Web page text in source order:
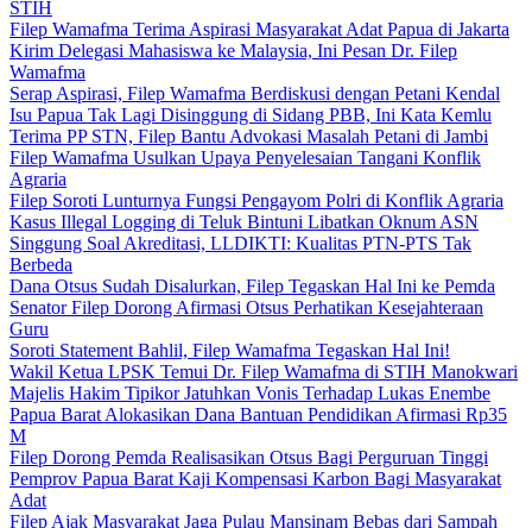
STIH
Filep Wamafma Terima Aspirasi Masyarakat Adat Papua di Jakarta
Kirim Delegasi Mahasiswa ke Malaysia, Ini Pesan Dr. Filep
Wamafma
Serap Aspirasi, Filep Wamafma Berdiskusi dengan Petani Kendal
Isu Papua Tak Lagi Disinggung di Sidang PBB, Ini Kata Kemlu
Terima PP STN, Filep Bantu Advokasi Masalah Petani di Jambi
Filep Wamafma Usulkan Upaya Penyelesaian Tangani Konflik
Agraria
Filep Soroti Lunturnya Fungsi Pengayom Polri di Konflik Agraria
Kasus Illegal Logging di Teluk Bintuni Libatkan Oknum ASN
Singgung Soal Akreditasi, LLDIKTI: Kualitas PTN-PTS Tak
Berbeda
Dana Otsus Sudah Disalurkan, Filep Tegaskan Hal Ini ke Pemda
Senator Filep Dorong Afirmasi Otsus Perhatikan Kesejahteraan
Guru
Soroti Statement Bahlil, Filep Wamafma Tegaskan Hal Ini!
Wakil Ketua LPSK Temui Dr. Filep Wamafma di STIH Manokwari
Majelis Hakim Tipikor Jatuhkan Vonis Terhadap Lukas Enembe
Papua Barat Alokasikan Dana Bantuan Pendidikan Afirmasi Rp35
M
Filep Dorong Pemda Realisasikan Otsus Bagi Perguruan Tinggi
Pemprov Papua Barat Kaji Kompensasi Karbon Bagi Masyarakat
Adat
Filep Ajak Masyarakat Jaga Pulau Mansinam Bebas dari Sampah